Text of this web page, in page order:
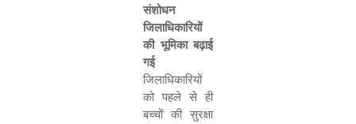
संशोधन
जिलाधिकारियों
की भूमिका बढ़ाई
गई
जिलाधिकारियों
को पहले से ही
बच्चों की सुरक्षा